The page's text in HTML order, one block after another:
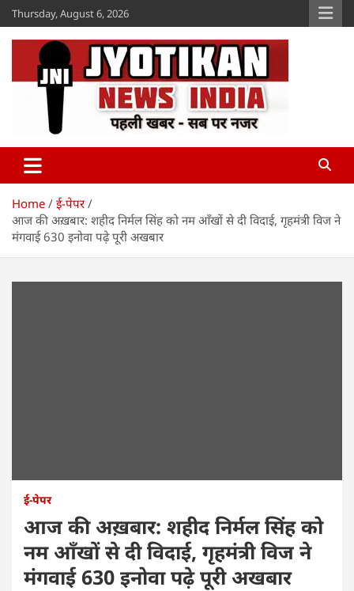
Skip
to
content
Thursday, August 6, 2026
Jyotikan
Home
ई-पेपर
आज की अख़बार: शहीद निर्मल सिंह को नम आँखों से दी विदाई, गृहमंत्री विज ने
मंगवाई 630 इनोवा पढ़े पूरी अखबार
ई-पेपर
आज की अख़बार: शहीद निर्मल सिंह को
नम आँखों से दी विदाई, गृहमंत्री विज ने
मंगवाई 630 इनोवा पढ़े पूरी अखबार